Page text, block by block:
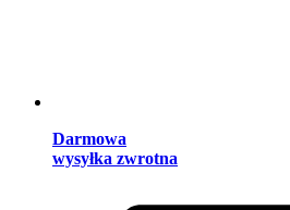
Darmowa
wysyłka zwrotna